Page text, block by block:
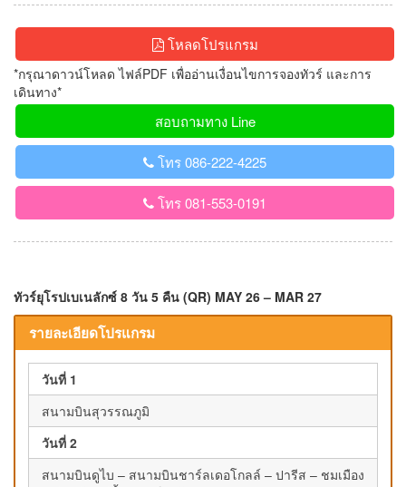
โหลดโปรแกรม
*กรุณาดาวน์โหลด ไฟล์PDF เพื่ออ่านเงื่อนไขการจองทัวร์ และการ
เดินทาง*
สอบถามทาง Line
โทร 086-222-4225
โทร 081-553-0191
ทัวร์ยุโรปเบเนลักซ์ 8 วัน 5 คืน (QR) MAY 26 – MAR 27
รายละเอียดโปรแกรม
วันที่ 1
สนามบินสุวรรณภูมิ
วันที่ 2
สนามบินดูไบ – สนามบินชาร์ลเดอโกลล์ – ปารีส – ชมเมือง